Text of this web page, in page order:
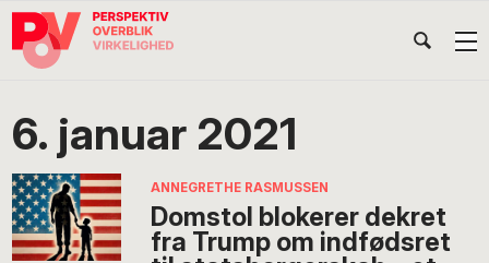
Gå
direkte
navigation
Skip
indhold
Gå
direkte
POV
International
6. januar 2021
ANNEGRETHE RASMUSSEN
Domstol blokerer dekret
fra Trump om indfødsret